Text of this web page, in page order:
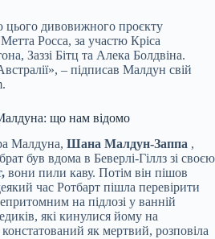
цього дивовижного проєкту
Росса, за участю Кріса
Заззі Бітц та Алека Болдвіна.
– підписав Малдун свій
що нам відомо
Малдуна, Шана Малдун-Заппа ,
був вдома в Беверлі-Гіллз зі своєю
вони пили каву. Потім він пішов
час Ротбарт пішла перевірити
на підлозі у ванній
які кинулися йому на
як мертвий, розповіла